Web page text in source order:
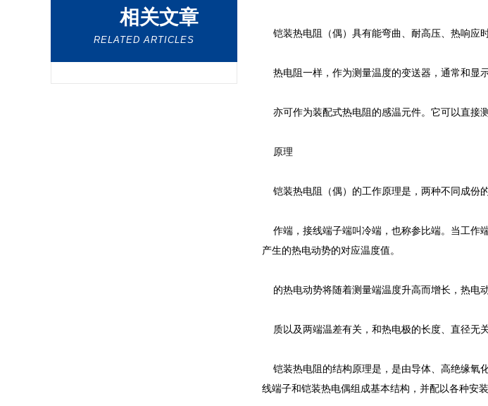
相关文章
RELATED ARTICLES
铠装热电阻（偶）具有能弯曲、耐高压、热响
热电阻一样，作为测量温度的变送器，通常和显
亦可作为装配式热电阻的感温元件。它可以直接
原理
铠装热电阻（偶）的工作原理是，两种不同成份的
作端，接线端子端叫冷端，也称参比端。当工
产生的热电动势的对应温度值。
的热电动势将随着测量端温度升高而增长，热
质以及两端温差有关，和热电极的长度、直径无关
铠装热电阻的结构原理是，是由导体、高绝缘氧
线端子和铠装热电偶组成基本结构，并配以各种安装